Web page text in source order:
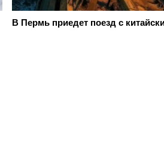
В Пермь приедет поезд с